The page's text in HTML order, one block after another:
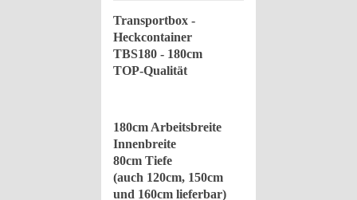
Transportbox -
Heckcontainer
TBS180 - 180cm
TOP-Qualität
180cm Arbeitsbreite
Innenbreite
80cm Tiefe
(auch 120cm, 150cm
und 160cm lieferbar)